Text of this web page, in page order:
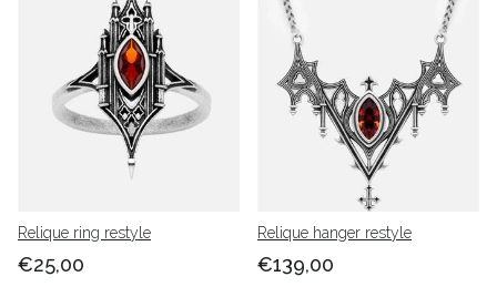
Relique ring restyle
€25,00
Relique hanger restyle
€139,00